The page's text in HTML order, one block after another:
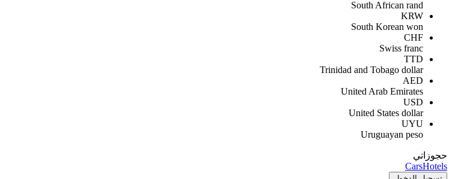
South African rand
KRW
South Korean won
CHF
Swiss franc
TTD
Trinidad and Tobago dollar
AED
United Arab Emirates
USD
United States dollar
UYU
Uruguayan peso
حجوزاتي
CarsHotels